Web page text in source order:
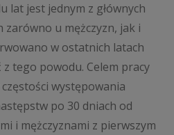
lat jest jednym z głównych
u mężczyzn, jak i
w ostatnich latach
tego powodu. Celem pracy
występowania
po 30 dniach od
i mężczyznami z pierwszym